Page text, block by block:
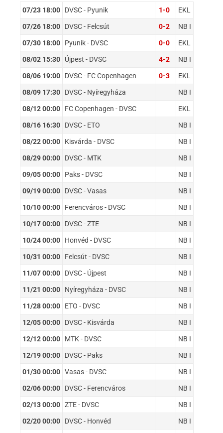
07/23 18:00 DVSC - Pyunik 1-0 EKL
07/26 18:00 DVSC - Felcsút 0-2 NB I
07/30 18:00 Pyunik - DVSC 0-0 EKL
08/02 15:30 Újpest - DVSC 4-2 NB I
08/06 19:00 DVSC - FC Copenhagen 0-3 EKL
08/09 17:30 DVSC - Nyíregyháza NB I
08/12 00:00 FC Copenhagen - DVSC EKL
08/16 16:30 DVSC - ETO NB I
08/22 00:00 Kisvárda - DVSC NB I
08/29 00:00 DVSC - MTK NB I
09/05 00:00 Paks - DVSC NB I
09/19 00:00 DVSC - Vasas NB I
10/10 00:00 Ferencváros - DVSC NB I
10/17 00:00 DVSC - ZTE NB I
10/24 00:00 Honvéd - DVSC NB I
10/31 00:00 Felcsút - DVSC NB I
11/07 00:00 DVSC - Újpest NB I
11/21 00:00 Nyíregyháza - DVSC NB I
11/28 00:00 ETO - DVSC NB I
12/05 00:00 DVSC - Kisvárda NB I
12/12 00:00 MTK - DVSC NB I
12/19 00:00 DVSC - Paks NB I
01/30 00:00 Vasas - DVSC NB I
02/06 00:00 DVSC - Ferencváros NB I
02/13 00:00 ZTE - DVSC NB I
02/20 00:00 DVSC - Honvéd NB I